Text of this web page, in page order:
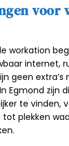
voor
workation
internet,
geen extra’s
Egmond zijn
te vinden,
plekken